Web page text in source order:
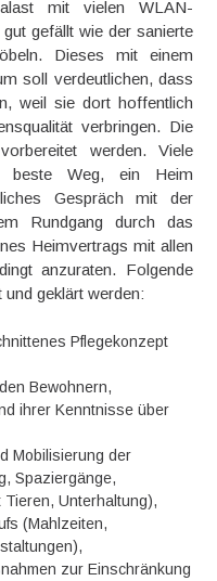
mit vielen WLAN-
gefällt wie der sanierte
Dieses mit einem
soll verdeutlichen, dass
weil sie dort hoffentlich
verbringen. Die
werden. Viele
beste Weg, ein Heim
Gespräch mit der
Rundgang durch das
Heimvertrags mit allen
anzuraten. Folgende
geklärt werden:
Pflegekonzept
Bewohnern,
ihrer Kenntnisse über
Mobilisierung der
Spaziergänge,
Unterhaltung),
(Mahlzeiten,
zur Einschränkung